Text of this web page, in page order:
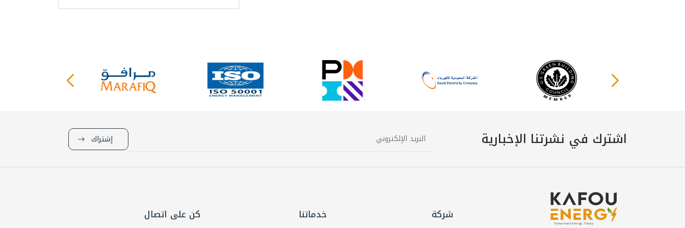
اشترك في نشرتنا الإخبارية إشتراك
شركة خدماتنا كن على اتصال